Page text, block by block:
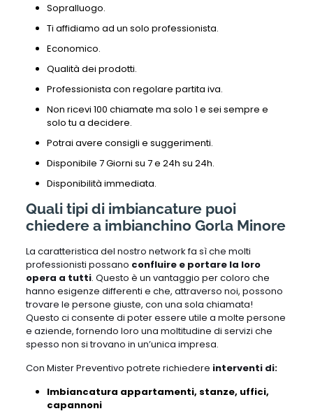
Sopralluogo.
Ti affidiamo ad un solo professionista.
Economico.
Qualità dei prodotti.
Professionista con regolare partita iva.
Non ricevi 100 chiamate ma solo 1 e sei sempre e
solo tu a decidere.
Potrai avere consigli e suggerimenti.
Disponibile 7 Giorni su 7 e 24h su 24h.
Disponibilità immediata.
Quali tipi di imbiancature puoi
chiedere a imbianchino Gorla Minore
La caratteristica del nostro network fa sì che molti
professionisti possano confluire e portare la loro
opera a tutti. Questo è un vantaggio per coloro che
hanno esigenze differenti e che, attraverso noi, possono
trovare le persone giuste, con una sola chiamata!
Questo ci consente di poter essere utile a molte persone
e aziende, fornendo loro una moltitudine di servizi che
spesso non si trovano in un’unica impresa.
Con Mister Preventivo potrete richiedere interventi di:
Imbiancatura appartamenti, stanze, uffici,
capannoni